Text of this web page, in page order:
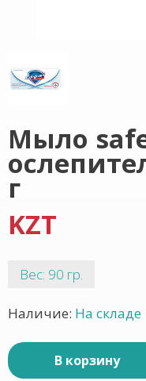
Мыло
г
KZT
Вес: 90 гр.
Наличие: На складе
В корзину